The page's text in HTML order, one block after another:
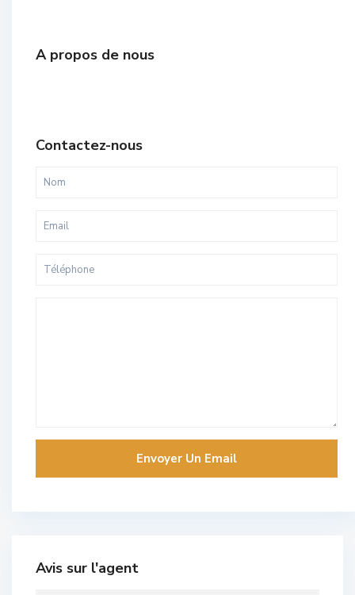
A propos de nous
Contactez-nous
Avis sur l'agent